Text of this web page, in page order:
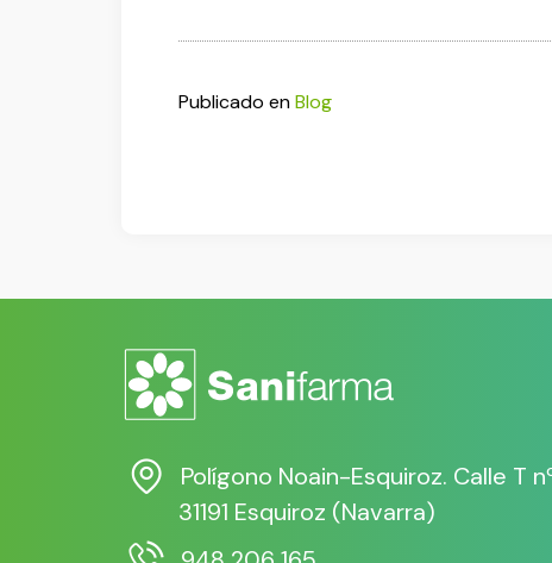
Publicado enBlog
Polígono Noain-Esquiroz. Calle T
31191 Esquiroz (Navarra)